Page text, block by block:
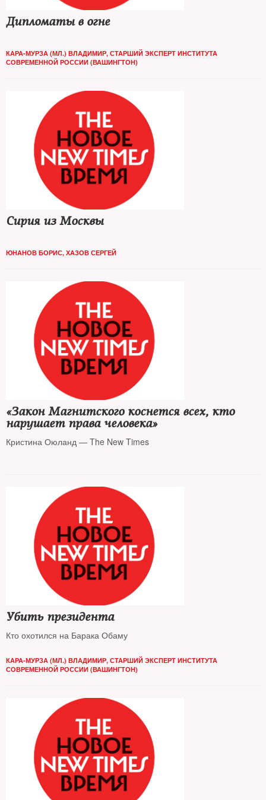
Дипломаты в огне
КАРА-МУРЗА (МЛ.) ВЛАДИМИР, СТАРШИЙ ЭКСПЕРТ ИНСТИТУТА
СОВРЕМЕННОЙ РОССИИ (ВАШИНГТОН)
Сирия из Москвы
ЮНАНОВ БОРИС, ХАЗОВ СЕРГЕЙ
«Закон Магнитского коснется всех, кто
нарушает права человека»
Кристина Оюланд — The New Times
Убить президента
Кто охотился на Барака Обаму
КАРА-МУРЗА (МЛ.) ВЛАДИМИР, СТАРШИЙ ЭКСПЕРТ ИНСТИТУТА
СОВРЕМЕННОЙ РОССИИ (ВАШИНГТОН)